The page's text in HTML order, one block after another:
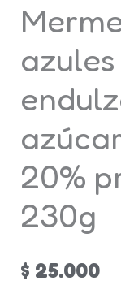
20%
230g
$ 25.000